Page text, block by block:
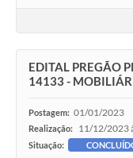
EDITAL PREGÃO
14133 -
Postagem: 01/01/2023
Realização: 11/12/2023
Situação: